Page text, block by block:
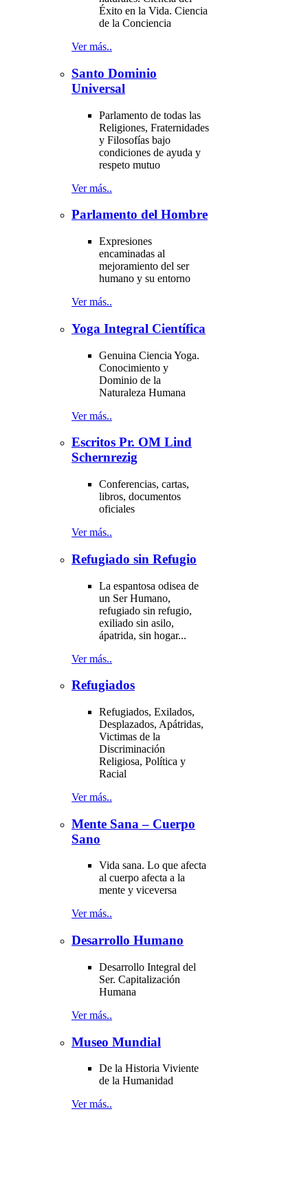
Éxito en la Vida. Ciencia
de la Conciencia
Ver más..
Santo Dominio
Universal
Parlamento de todas las
Religiones, Fraternidades
y Filosofías bajo
condiciones de ayuda y
respeto mutuo
Ver más..
Parlamento del Hombre
Expresiones
encaminadas al
mejoramiento del ser
humano y su entorno
Ver más..
Yoga Integral Científica
Genuina Ciencia Yoga.
Conocimiento y
Dominio de la
Naturaleza Humana
Ver más..
Escritos Pr. OM Lind
Schernrezig
Conferencias, cartas,
libros, documentos
oficiales
Ver más..
Refugiado sin Refugio
La espantosa odisea de
un Ser Humano,
refugiado sin refugio,
exiliado sin asilo,
ápatrida, sin hogar...
Ver más..
Refugiados
Refugiados, Exilados,
Desplazados, Apátridas,
Victimas de la
Discriminación
Religiosa, Política y
Racial
Ver más..
Mente Sana – Cuerpo
Sano
Vida sana. Lo que afecta
al cuerpo afecta a la
mente y viceversa
Ver más..
Desarrollo Humano
Desarrollo Integral del
Ser. Capitalización
Humana
Ver más..
Museo Mundial
De la Historia Viviente
de la Humanidad
Ver más..